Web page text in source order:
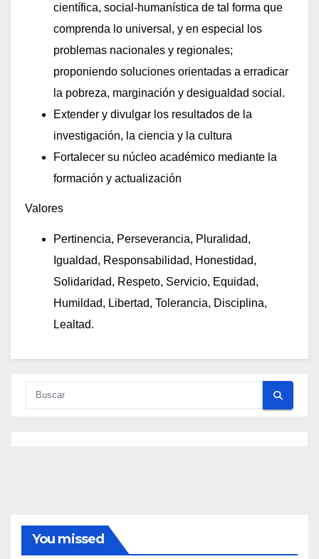
científica, social-humanística de tal forma que
comprenda lo universal, y en especial los
problemas nacionales y regionales;
proponiendo soluciones orientadas a erradicar
la pobreza, marginación y desigualdad social.
Extender y divulgar los resultados de la
investigación, la ciencia y la cultura
Fortalecer su núcleo académico mediante la
formación y actualización
Valores
Pertinencia, Perseverancia, Pluralidad,
Igualdad, Responsabilidad, Honestidad,
Solidaridad, Respeto, Servicio, Equidad,
Humildad, Libertad, Tolerancia, Disciplina,
Lealtad.
You missed